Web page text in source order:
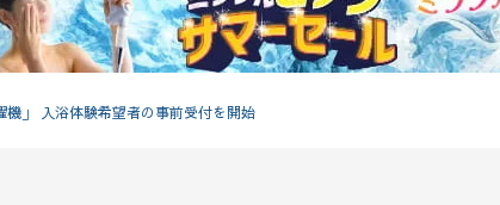
機」 入浴体験希望者の事前受付を開始